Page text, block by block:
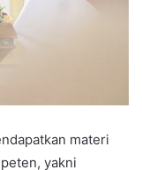
materi
yakni